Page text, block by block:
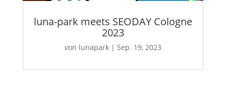
luna-park meets SEODAY Cologne
2023
von lunapark| Sep. 19, 2023